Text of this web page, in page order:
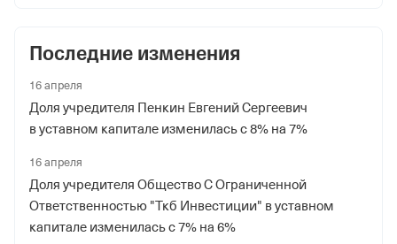
Последние изменения
16 апреля
Доля учредителя Пенкин Евгений Сергеевич
в уставном капитале изменилась с 8% на 7%
16 апреля
Доля учредителя Общество С Ограниченной
Ответственностью "Ткб Инвестиции" в уставном
капитале изменилась с 7% на 6%